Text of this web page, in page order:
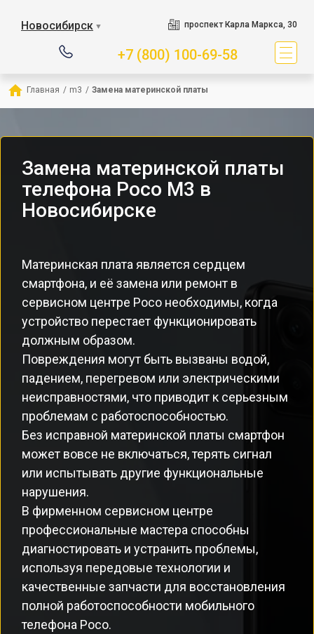
Новосибирск ▼ проспект Карла Маркса, 30
+7 (800) 100-69-58
Главная / m3 / Замена материнской платы
Замена материнской платы
телефона Poco M3 в
Новосибирске
Материнская плата является сердцем
смартфона, и её замена или ремонт в
сервисном центре Poco необходимы, когда
устройство перестает функционировать
должным образом.
Повреждения могут быть вызваны водой,
падением, перегревом или электрическими
неисправностями, что приводит к серьезным
проблемам с работоспособностью.
Без исправной материнской платы смартфон
может вовсе не включаться, терять сигнал
или испытывать другие функциональные
нарушения.
В фирменном сервисном центре
профессиональные мастера способны
диагностировать и устранить проблемы,
используя передовые технологии и
качественные запчасти для восстановления
полной работоспособности мобильного
телефона Poco.